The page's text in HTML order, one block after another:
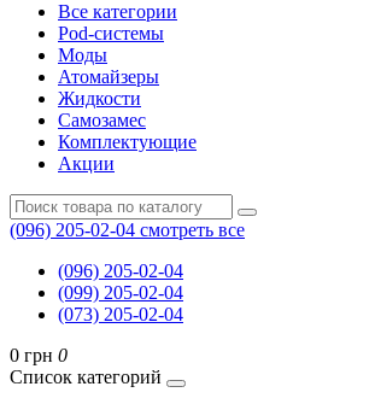
Все категории
Pod-системы
Моды
Атомайзеры
Жидкости
Самозамес
Комплектующие
Акции
(096) 205-02-04 смотреть все
(096) 205-02-04
(099) 205-02-04
(073) 205-02-04
0 грн 0
Список категорий